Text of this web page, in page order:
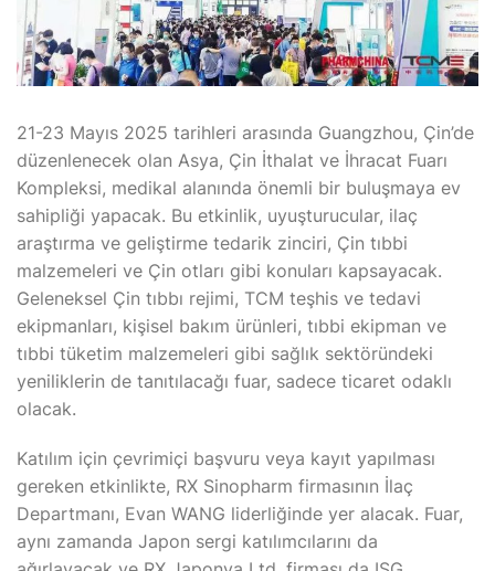
21-23 Mayıs 2025 tarihleri arasında Guangzhou, Çin’de
düzenlenecek olan Asya, Çin İthalat ve İhracat Fuarı
Kompleksi, medikal alanında önemli bir buluşmaya ev
sahipliği yapacak. Bu etkinlik, uyuşturucular, ilaç
araştırma ve geliştirme tedarik zinciri, Çin tıbbi
malzemeleri ve Çin otları gibi konuları kapsayacak.
Geleneksel Çin tıbbı rejimi, TCM teşhis ve tedavi
ekipmanları, kişisel bakım ürünleri, tıbbi ekipman ve
tıbbi tüketim malzemeleri gibi sağlık sektöründeki
yeniliklerin de tanıtılacağı fuar, sadece ticaret odaklı
olacak.
Katılım için çevrimiçi başvuru veya kayıt yapılması
gereken etkinlikte, RX Sinopharm firmasının İlaç
Departmanı, Evan WANG liderliğinde yer alacak. Fuar,
aynı zamanda Japon sergi katılımcılarını da